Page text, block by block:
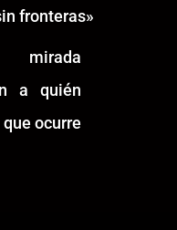
fronteras»
mirada
a quién
ocurre